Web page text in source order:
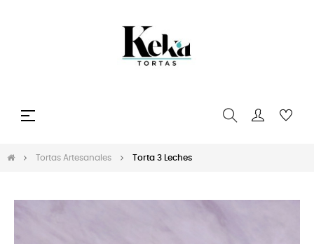
Navegación
☰
Tortas Artesanales Torta 3 Leches